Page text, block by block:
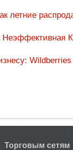
летние
Торговым сетям